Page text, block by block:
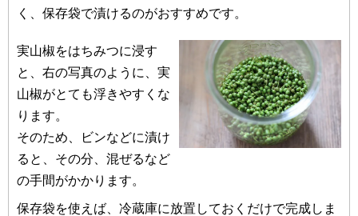
く、保存袋で漬けるのがおすすめです。
実山椒をはちみつに浸す
と、右の写真のように、実
山椒がとても浮きやすくな
ります。
そのため、ビンなどに漬け
ると、その分、混ぜるなど
の手間がかかります。
保存袋を使えば、冷蔵庫に放置しておくだけで完成しま